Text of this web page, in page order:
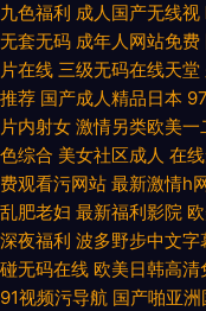
九色福利 成人国产无线视
无套无码 成年人网站免费
片在线 三级无码在线天堂
推荐 国产成人精品日本
片内射女 激情另类欧美一
色综合 美女社区成人 在
费观看污网站 最新激情h
乱肥老妇 最新福利影院
深夜福利 波多野步中文字
碰无码在线 欧美日韩高清
91视频污导航 国产啪亚洲